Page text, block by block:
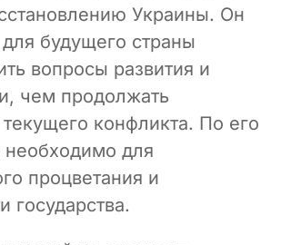
Украины. Он
для будущего страны
вопросы развития и
чем продолжать
конфликта. По его
для
процветания и
государства.